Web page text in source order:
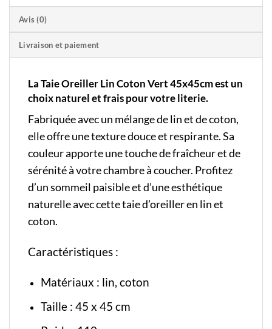
Avis (0)
Livraison et paiement
La Taie Oreiller Lin Coton Vert 45x45cm est un
choix naturel et frais pour votre literie.
Fabriquée avec un mélange de lin et de coton,
elle offre une texture douce et respirante. Sa
couleur apporte une touche de fraîcheur et de
sérénité à votre chambre à coucher. Profitez
d’un sommeil paisible et d’une esthétique
naturelle avec cette taie d’oreiller en lin et
coton.
Caractéristiques :
Matériaux : lin, coton
Taille : 45 x 45 cm